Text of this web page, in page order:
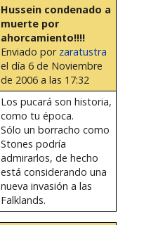
Hussein condenado a
muerte por
ahorcamiento!!!!
Enviado por zaratustra
el día 6 de Noviembre
de 2006 a las 17:32
Los pucará son historia,
como tu época.
Sólo un borracho como
Stones podría
admirarlos, de hecho
está considerando una
nueva invasión a las
Falklands.